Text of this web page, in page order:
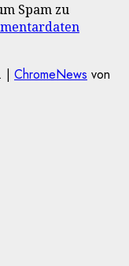
Spam zu
| ChromeNews von